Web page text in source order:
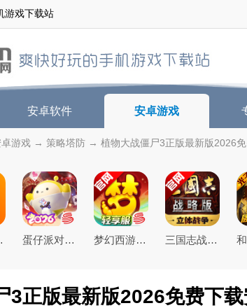
游戏下载站
安卓软件 安卓游戏
游戏 → 策略塔防 → 植物大战僵尸3正版最新版2026
新版 蛋仔派对手游(元气零食季)下载官方正版 梦幻西游手游下载2026最新版 三国志战略版2026官方最新版
3正版最新版2026免费下